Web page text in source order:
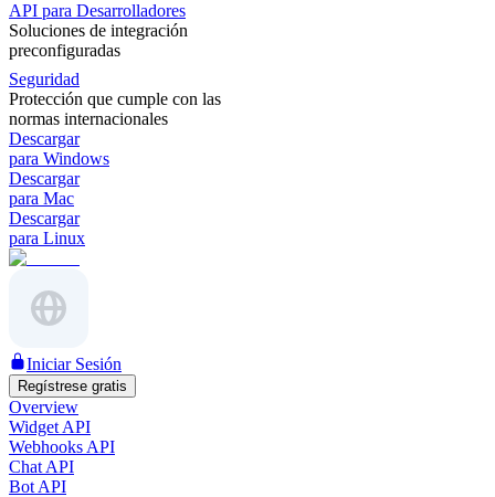
API para Desarrolladores
Soluciones de integración
preconfiguradas
Seguridad
Protección que cumple con las
normas internacionales
Descargar
para Windows
Descargar
para Mac
Descargar
para Linux
Iniciar Sesión
Regístrese gratis
Overview
Widget API
Webhooks API
Chat API
Bot API